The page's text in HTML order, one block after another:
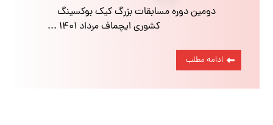
دومین دوره مسابقات بزرگ کیک بوکسینگ
کشوری ایچماف مرداد ۱۴۰۱ ...
ادامه مطلب